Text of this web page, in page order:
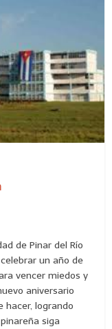
de Pinar del Río
un año de
vencer miedos y
aniversario
hacer, logrando
siga